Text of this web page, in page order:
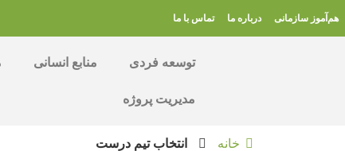
هم‌آموز سازمانی درباره ما تماس با ما
توسعه فردی منابع انسانی
مدیریت پروژه
خانه انتخاب تیم درست